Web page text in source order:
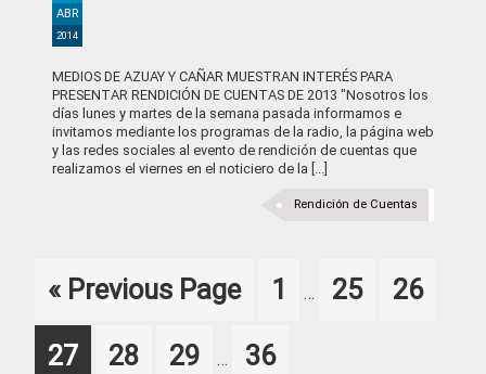
ABR
2014
MEDIOS DE AZUAY Y CAÑAR MUESTRAN INTERÉS PARA
PRESENTAR RENDICIÓN DE CUENTAS DE 2013 "Nosotros los
días lunes y martes de la semana pasada informamos e
invitamos mediante los programas de la radio, la página web
y las redes sociales al evento de rendición de cuentas que
realizamos el viernes en el noticiero de la [...]
Rendición de Cuentas
« Go
to
Previous Page Page
1
pages
… Page
25 Page
26
Page
27 Page
28 Page
29
pages
… Page
36